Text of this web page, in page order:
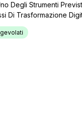
Degli Strumenti
Di Trasformazione